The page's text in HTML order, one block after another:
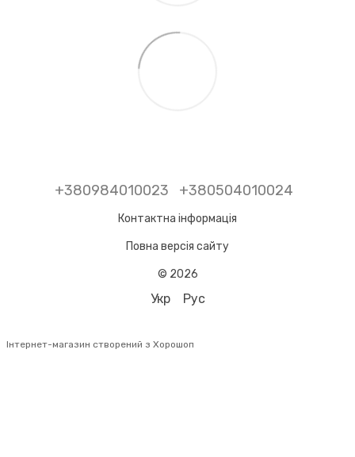
+380984010023 +380504010024
Контактна інформація
Повна версія сайту
© 2026
Укр Рус
Інтернет-магазин створений з Хорошоп